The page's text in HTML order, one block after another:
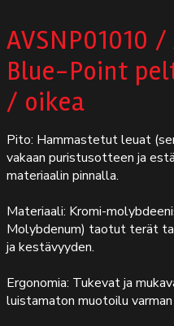
AVSNP01010
Blue-Point
/ oikea
Pito: Hammastetut leuat
vakaan puristusotteen ja
materiaalin pinnalla.
Materiaali: Kromi-
Molybdenum) taotut terät
ja kestävyyden.
Ergonomia: Tukevat ja
luistamaton muotoilu